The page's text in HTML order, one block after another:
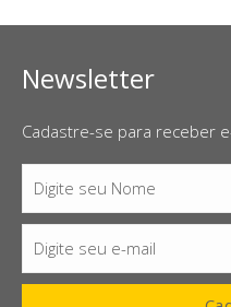
Newsletter
Cadastre-se para receber
Nome
Digite seu Nome
E-
mail
Digite seu e-mail